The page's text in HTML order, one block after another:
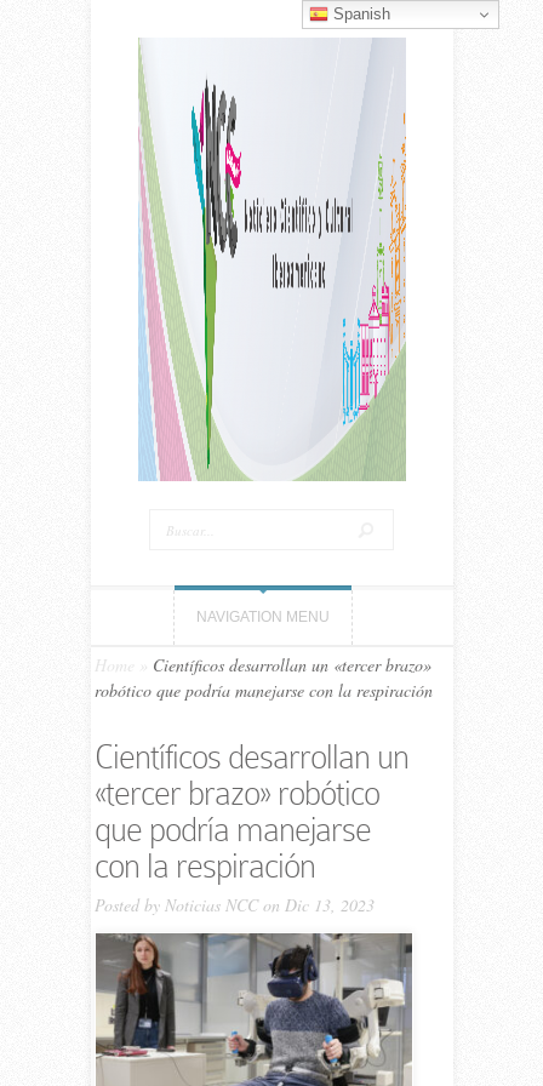
NAVIGATION MENU
Home
Científicos desarrollan un «tercer brazo»
robótico que podría manejarse con la respiración
Científicos desarrollan un
«tercer brazo» robótico
que podría manejarse
con la respiración
Posted by Noticias NCCon Dic 13, 2023
Spanish